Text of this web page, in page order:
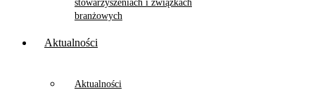
stowarzyszeniach i związkach
branżowych
Aktualności
Aktualności